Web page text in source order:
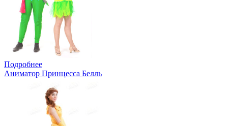
Подробнее
Аниматор Принцесса Белль